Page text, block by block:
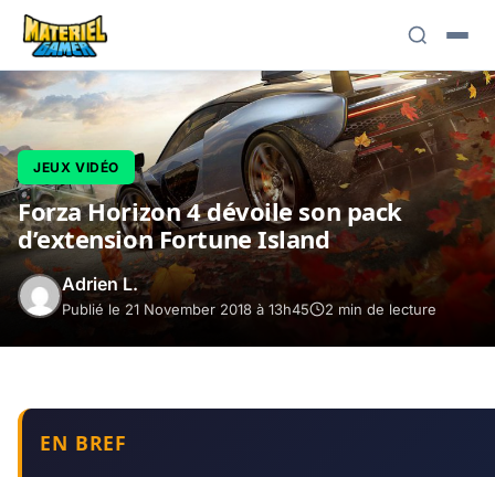
JEUX VIDÉO
Forza Horizon 4 dévoile son pack
d’extension Fortune Island
Adrien L.
Publié le 21 November 2018 à 13h45 2 min de lecture
EN BREF